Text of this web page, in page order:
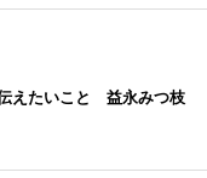
えたいこと 益永みつ枝